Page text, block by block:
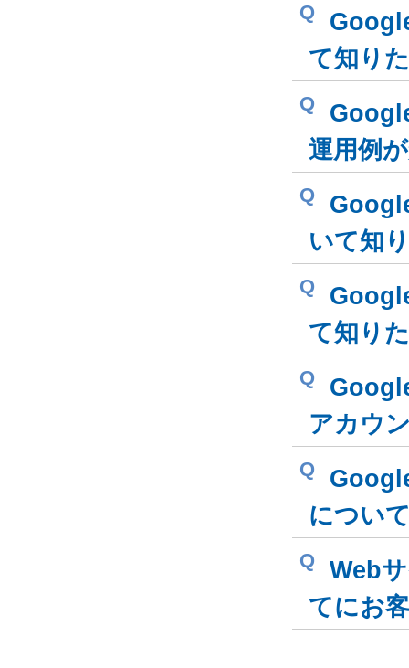
Q
て知り
Q
運用例
Q
いて知
Q
て知り
Q
アカウ
Q
につい
Q
Web
てにお